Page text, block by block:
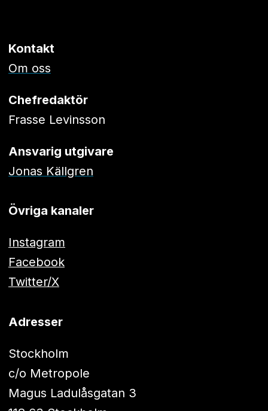
Kontakt
Om oss
Chefredaktör
Frasse Levinsson
Ansvarig utgivare
Jonas Källgren
Övriga kanaler
Instagram
Facebook
Twitter/X
Adresser
Stockholm
c/o Metropole
Magus Ladulåsgatan 3